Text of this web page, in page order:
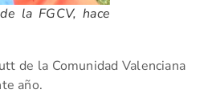
la FGCV, hace
de la Comunidad Valenciana
año.